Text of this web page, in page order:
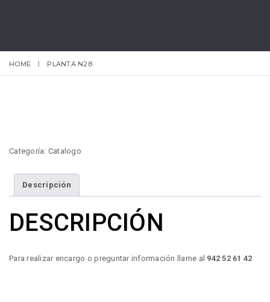
HOME PLANTA N28
Categoría: Catalogo
Descripción
DESCRIPCIÓN
Para realizar encargo o preguntar información llame al 942 52 61 42